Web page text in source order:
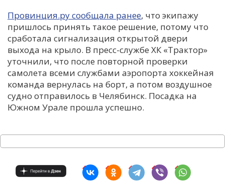
Провинция.ру сообщала ранее, что экипажу
пришлось принять такое решение, потому что
сработала сигнализация открытой двери
выхода на крыло. В пресс-службе ХК «Трактор»
уточнили, что после повторной проверки
самолета всеми службами аэропорта хоккейная
команда вернулась на борт, а потом воздушное
судно отправилось в Челябинск. Посадка на
Южном Урале прошла успешно.